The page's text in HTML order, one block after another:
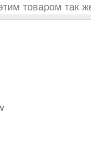
товаром так